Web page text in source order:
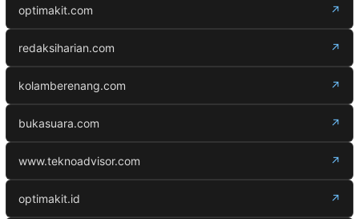
optimakit.com ↗
redaksiharian.com ↗
kolamberenang.com ↗
bukasuara.com ↗
www.teknoadvisor.com ↗
optimakit.id ↗